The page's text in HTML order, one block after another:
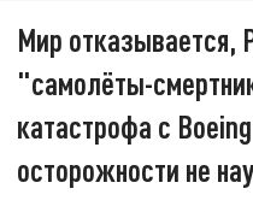
Мир отказывается,
"самолёты-
катастрофа с
осторожности не